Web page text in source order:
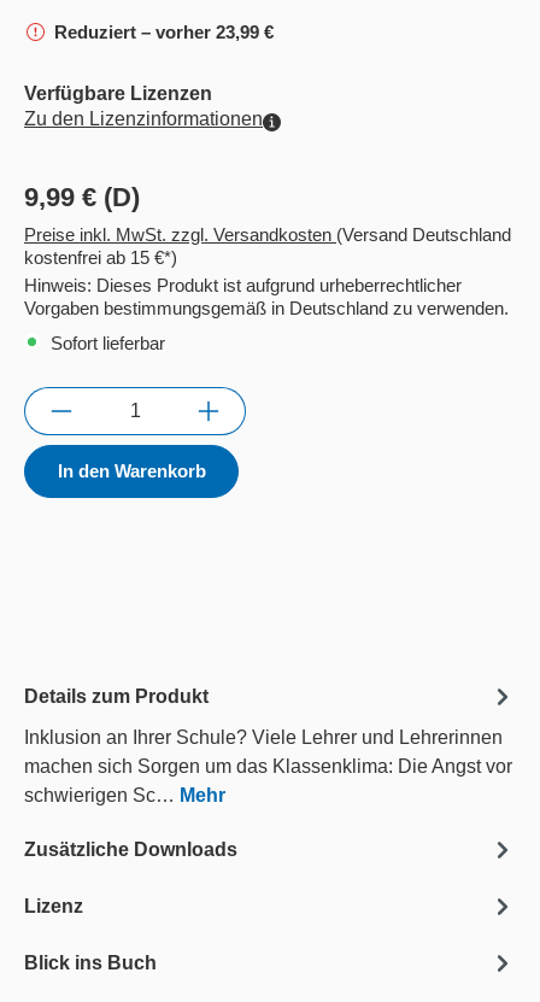
Reduziert – vorher 23,99 €
Verfügbare Lizenzen
Zu den Lizenzinformationen
9,99 € (D)
Preise inkl. MwSt. zzgl. Versandkosten (Versand Deutschland
kostenfrei ab 15 €*)
Hinweis: Dieses Produkt ist aufgrund urheberrechtlicher
Vorgaben bestimmungsgemäß in Deutschland zu verwenden.
Sofort lieferbar
Anzahl
In den Warenkorb
Details zum Produkt
Inklusion an Ihrer Schule? Viele Lehrer und Lehrerinnen
machen sich Sorgen um das Klassenklima: Die Angst vor
schwierigen Sc… Mehr
Zusätzliche Downloads
Lizenz
Blick ins Buch